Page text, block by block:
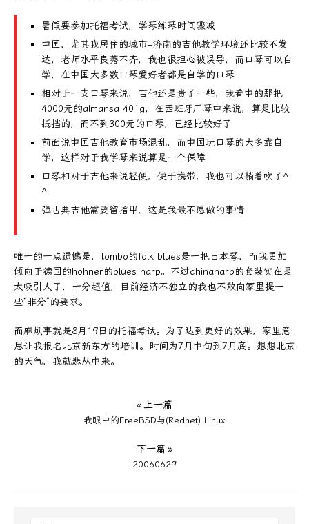
暑假要参加托福考试，学琴练琴时间骤减
中国，尤其我居住的城市–济南的吉他教学环境还比较不发
达，老师水平良莠不齐，我也很担心被误导，而口琴可以自
学，在中国大多数口琴爱好者都是自学的口琴
相对于一支口琴来说，吉他还是贵了一些，我看中的那把
4000元的almansa 401g，在西班牙厂琴中来说，算是比较
抵挡的，而不到300元的口琴，已经比较好了
前面说中国吉他教育市场混乱，而中国玩口琴的大多靠自
学，这样对于我学琴来说算是一个保障
口琴相对于吉他来说轻便，便于携带，我也可以躺着吹了^-
^
弹古典吉他需要留指甲，这是我最不愿做的事情
唯一的一点遗憾是，tombo的folk blues是一把日本琴，而我更加
倾向于德国的hohner的blues harp。不过chinaharp的套装实在是
太吸引人了，十分超值，目前经济不独立的我也不敢向家里提一
些“非分”的要求。
而麻烦事就是8月19日的托福考试。为了达到更好的效果，家里意
思让我报名北京新东方的培训。时间为7月中旬到7月底。想想北京
的天气，我就悲从中来。
« 上一篇
我眼中的FreeBSD与(Redhet) Linux
下一篇 »
20060629